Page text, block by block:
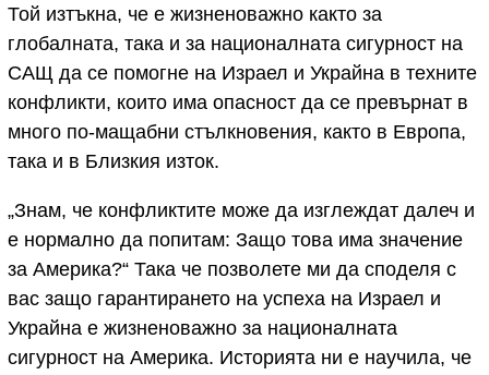
Той изтъкна, че е жизненоважно както за
глобалната, така и за националната сигурност на
САЩ да се помогне на Израел и Украйна в техните
конфликти, които има опасност да се превърнат в
много по-мащабни стълкновения, както в Европа,
така и в Близкия изток.
„Знам, че конфликтите може да изглеждат далеч и
е нормално да попитам: Защо това има значение
за Америка?“ Така че позволете ми да споделя с
вас защо гарантирането на успеха на Израел и
Украйна е жизненоважно за националната
сигурност на Америка. Историята ни е научила, че